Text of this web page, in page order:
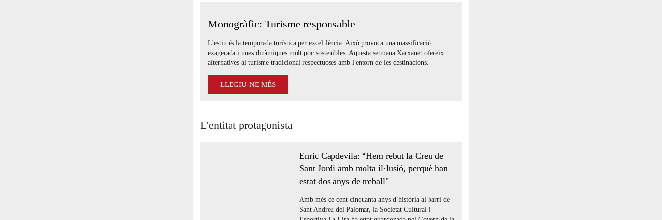
Monogràfic: Turisme responsable
L'estiu és la temporada turística per excel·lència. Això provoca una massificació
exagerada i unes dinàmiques molt poc sostenibles. Aquesta setmana Xarxanet ofereix
alternatives al turisme tradicional respectuoses amb l'entorn de les destinacions.
LLEGIU-NE MÉS
L'entitat protagonista
Enric Capdevila: “Hem rebut la Creu de
Sant Jordi amb molta il·lusió, perquè han
estat dos anys de treball"
Amb més de cent cinquanta anys d’història al barri de
Sant Andreu del Palomar, la Societat Cultural i